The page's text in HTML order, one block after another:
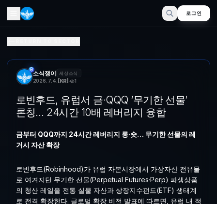
로그인
소식쟁이 세상소식
2026. 7. 4. [KR] 1
로빈후드, 유럽서 금·QQQ ‘무기한 선물’
론칭… 24시간 10배 레버리지 융합
금부터 QQQ까지 24시간 레버리지 롱·숏… 무기한 선물의 레
거시 자산 확장
로빈후드(Robinhood)가 유럽 자본시장에서 가상자산 전유물
로 여겨지던 무기한 선물(Perpetual Futures·Perp) 파생상품
의 청산 레일을 전통 실물 자산과 상장지수펀드(ETF) 생태계
로 전격 확장한다. 글로벌 확장 비전 발표에 따르면, 유럽 내 적